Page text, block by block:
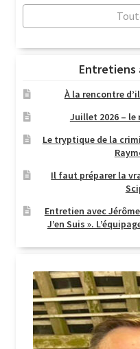
Entretiens
À la rencontre
Juillet 2026 – le
Le tryptique de la
Il faut préparer la
Entretien avec
J’en Suis ».